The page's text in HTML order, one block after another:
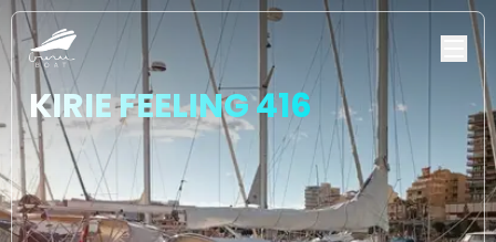
KIRIE FEELING 416